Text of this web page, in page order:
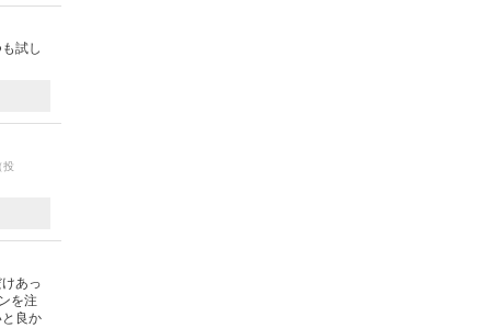
試し
投
あっ
を注
良か